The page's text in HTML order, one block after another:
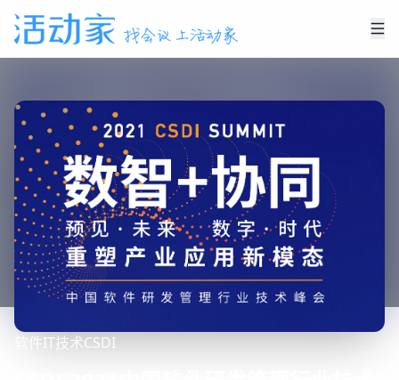
软件IT技术CSDI